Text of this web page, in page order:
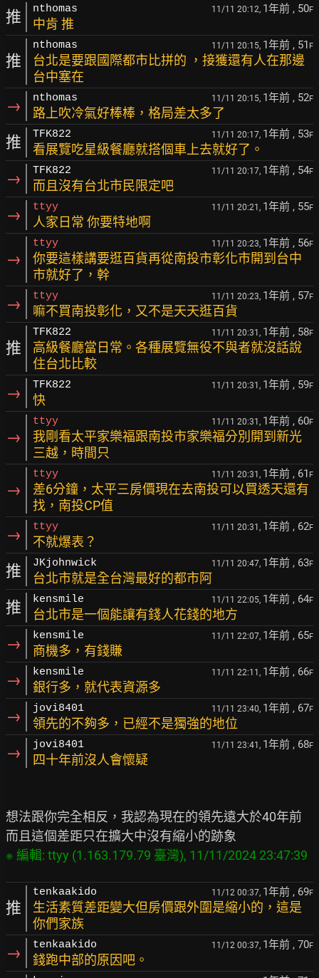
推 nthomas 11/11 20:12, 1年前 , 50F
中肯 推
推
nthomas 11/11 20:15, 1年前 , 51 F
台北是要跟國際都市比拼的 ，接獲還有人在那邊
台中塞在
→ nthomas 11/11 20:15, 1年前 , 52F
路上吹冷氣好棒棒，格局差太多了
推 TFK822 11/11 20:17, 1年前 , 53F
看展覽吃星級餐廳就搭個車上去就好了。
→ TFK822 11/11 20:17, 1年前 , 54F
而且沒有台北市民限定吧
→ ttyy 11/11 20:21, 1年前 , 55F
人家日常 你要特地啊
→
ttyy 11/11 20:23, 1年前 , 56F
你要這樣講要逛百貨再從南投市彰化市開到台中
市就好了，幹
→ ttyy 11/11 20:23, 1年前 , 57F
嘛不買南投彰化，又不是天天逛百貨
推
TFK822 11/11 20:31, 1年前 , 58F
高級餐廳當日常。各種展覽無役不與者就沒話說
住台北比較
→ TFK822 11/11 20:31, 1年前 , 59F
快
→
ttyy 11/11 20:31, 1年前 , 60F
我剛看太平家樂福跟南投市家樂福分別開到新光
三越，時間只
→
ttyy 11/11 20:31, 1年前 , 61 F
差6分鐘，太平三房價現在去南投可以買透天還有
找，南投CP值
→ ttyy 11/11 20:31, 1年前 , 62F
不就爆表？
推 JKjohnwick 11/11 20:47, 1年前 , 63F
台北市就是全台灣最好的都市阿
推 kensmile 11/11 22:05, 1年前 , 64F
台北市是一個能讓有錢人花錢的地方
→ kensmile 11/11 22:07, 1年前 , 65F
商機多，有錢賺
→ kensmile 11/11 22:11, 1年前 , 66F
銀行多，就代表資源多
→ jovi8401 11/11 23:40, 1年前 , 67F
領先的不夠多，已經不是獨強的地位
→ jovi8401 11/11 23:41, 1年前 , 68F
四十年前沒人會懷疑
想法跟你完全相反，我認為現在的領先遠大於40年前
推
tenkaakido 11/12 00:37, 1年前 , 69F
生活素質差距變大但房價跟外圍是縮小的，這是
你們家族
→ tenkaakido 11/12 00:37, 1年前 , 70F
錢跑中部的原因吧。